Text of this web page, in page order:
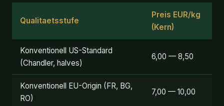
Qualitaetsstufe
Preis EUR/kg
(Kern)
Konventionell US-Standard
(Chandler, halves)
6,00 — 8,50
Konventionell EU-Origin (FR, BG,
RO)
7,00 — 10,00